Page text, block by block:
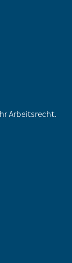
Arbeitsrecht.